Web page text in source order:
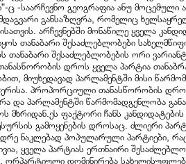
ც -საარჩევნო გეოგრაფია ანუ მოცემული
განსაზღვრა, რომელიც
არჩევნებში მონაწილე ყველა
თანაბარი შესაძლებლობები
თანაბარი შესაძლებლობების ორი
დროს ყველა პარტია
მიუხედავად პარლამენტში მისი
პროპორციული თანასწორობის
და პარლამენტში წარმომადგენლობა
მხრიდან.ეს ფაქტორი ჩანს
გამოყენების დროსაც. ძლიერი
ნაკლებად პოპულარული პარტიები,
ყველა პარტიას ერთნაირი
ორპარტიული დომინირება